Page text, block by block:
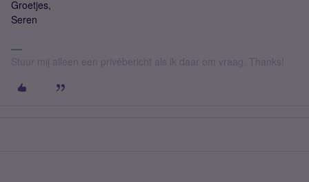
Groetjes,
Seren
Stuur mij alleen een privébericht als ik daar om vraag. Thanks!